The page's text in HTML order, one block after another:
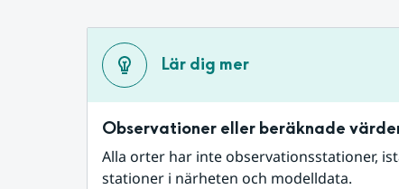
Lär dig mer
Observationer eller beräknade
Alla orter har inte observationsstationer,
stationer i närheten och modelldata.